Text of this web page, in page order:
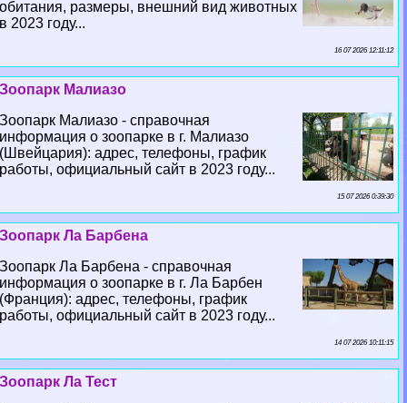
обитания, размеры, внешний вид животных
в 2023 году...
16 07 2026 12:11:12
Зоопарк Малиазо
Зоопарк Малиазо - справочная
информация о зоопарке в г. Малиазо
(Швейцария): адрес, телефоны, график
работы, официальный сайт в 2023 году...
15 07 2026 0:39:30
Зоопарк Ла Барбена
Зоопарк Ла Барбена - справочная
информация о зоопарке в г. Ла Барбен
(Франция): адрес, телефоны, график
работы, официальный сайт в 2023 году...
14 07 2026 10:11:15
Зоопарк Ла Тест